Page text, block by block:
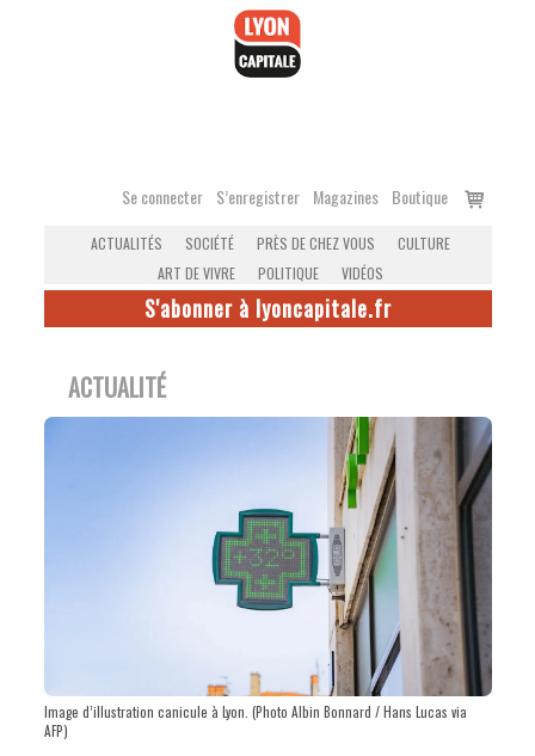
Se connecter S’enregistrer Magazines Boutique
Voir
ACTUALITÉS SOCIÉTÉ PRÈS DE CHEZ VOUS
CULTURE
ART DE VIVRE
POLITIQUE VIDÉOS
S'abonner à lyoncapitale.fr
ACTUALITÉ
Image d’illustration canicule à Lyon. (Photo Albin Bonnard / Hans Lucas via
AFP)